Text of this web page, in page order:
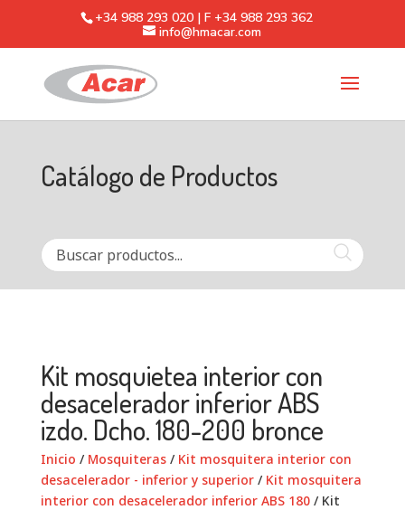
+34 988 293 020 | F +34 988 293 362
info@hmacar.com
Catálogo de Productos
Kit mosquietea interior con
desacelerador inferior ABS
izdo. Dcho. 180-200 bronce
Inicio / Mosquiteras/ Kit mosquitera interior con
desacelerador - inferior y superior/ Kit mosquitera
interior con desacelerador inferior ABS 180/ Kit